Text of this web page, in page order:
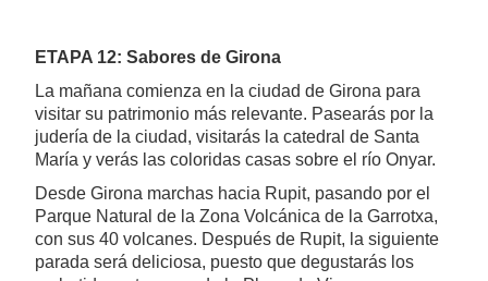
ETAPA 12: Sabores de Girona
La mañana comienza en la ciudad de Girona para
visitar su patrimonio más relevante. Pasearás por la
judería de la ciudad, visitarás la catedral de Santa
María y verás las coloridas casas sobre el río Onyar.
Desde Girona marchas hacia Rupit, pasando por el
Parque Natural de la Zona Volcánica de la Garrotxa,
con sus 40 volcanes. Después de Rupit, la siguiente
parada será deliciosa, puesto que degustarás los